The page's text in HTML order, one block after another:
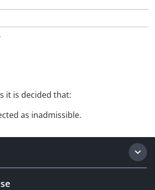
it is decided that:
as inadmissible.